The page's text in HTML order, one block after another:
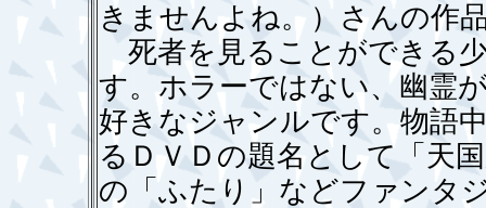
きませんよね。）さんの作
死者を見ることができる
す。ホラーではない、幽霊
好きなジャンルです。物語
るＤＶＤの題名として「天
の「ふたり」などファンタ